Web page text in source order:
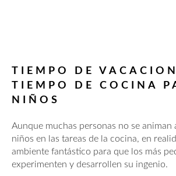
TIEMPO DE
TIEMPO DE COCINA
NIÑOS
Aunque muchas personas no se animan
niños en las tareas de la cocina, en
ambiente fantástico para que los más
experimenten y desarrollen su ingenio.